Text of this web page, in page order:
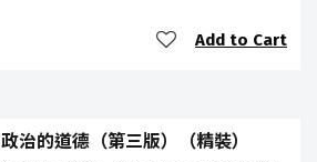
Add to Cart
政治的道德（第三版）（精裝）